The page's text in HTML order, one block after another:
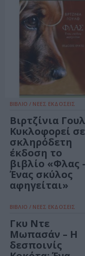
ΒΙΒΛΙΟ / ΝΕΕΣ ΕΚΔΟΣΕΙΣ
Βιρτζίνια
Κυκλοφορεί σε
σκληρόδετη
έκδοση το
βιβλίο «Φλας
Ένας σκύλος
αφηγείται»
ΒΙΒΛΙΟ / ΝΕΕΣ ΕΚΔΟΣΕΙΣ
Γκυ Ντε
Μωπασάν – Η
δεσποινίς